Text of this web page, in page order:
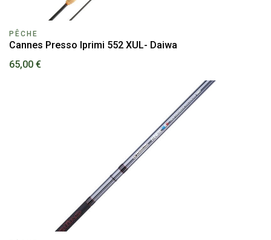
PÊCHE
Cannes Presso Iprimi 552 XUL- Daiwa
65,00 €